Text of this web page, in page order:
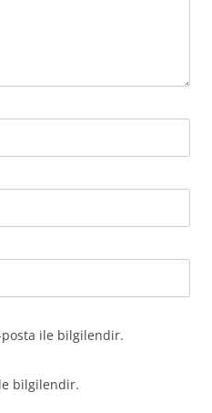
ile bilgilendir.
bilgilendir.